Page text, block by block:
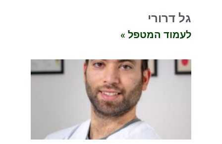
גל דרורי
לעמוד המטפל »